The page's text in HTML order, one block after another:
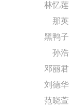
林忆莲
那英
黑鸭子
孙浩
邓丽君
刘德华
范晓萱